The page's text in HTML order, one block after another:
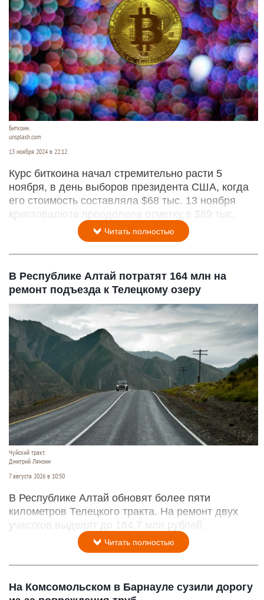
Биткоин.
unsplash.com
13 ноября 2024 в 22:12
Курс биткоина начал стремительно расти 5
ноября, в день выборов президента США, когда
его стоимость составляла $68 тыс. 13 ноября
криптовалюта преодолела отметку в $89 тыс.
Читать полностью
В Республике Алтай потратят 164 млн на
ремонт подъезда к Телецкому озеру
Чуйский тракт.
Дмитрий Лямзин
7 августа 2026 в 10:50
В Республике Алтай обновят более пяти
километров Телецкого тракта. На ремонт двух
участков выделят до 164,7 млн рублей.
Читать полностью
На Комсомольском в Барнауле сузили дорогу